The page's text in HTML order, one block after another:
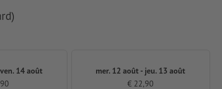
14 août
mer. 12 août - jeu. 13 août
€ 22,90